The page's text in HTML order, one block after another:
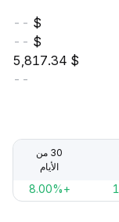
--
--
5,817.34
--
30 من
الأيام
+8.00%